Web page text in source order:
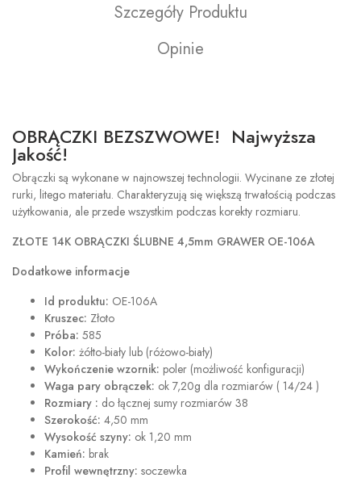
Szczegóły Produktu
Opinie
OBRĄCZKI BEZSZWOWE! Najwyższa
Jakość!
Obrączki są wykonane w najnowszej technologii. Wycinane ze złotej
rurki, litego materiału. Charakteryzują się większą trwałością podczas
użytkowania, ale przede wszystkim podczas korekty rozmiaru.
ZŁOTE 14K OBRĄCZKI ŚLUBNE 4,5mm GRAWER OE-106A
Dodatkowe informacje
Id produktu: OE-106A
Kruszec: Złoto
Próba: 585
Kolor: żółto-biały lub (różowo-biały)
Wykończenie wzornik: poler (możliwość konfiguracji)
Waga pary obrączek: ok 7,20g dla rozmiarów ( 14/24 )
Rozmiary : do łącznej sumy rozmiarów 38
Szerokość: 4,50 mm
Wysokość szyny: ok 1,20 mm
Kamień: brak
Profil wewnętrzny: soczewka